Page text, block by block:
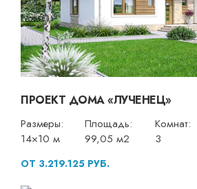
ПРОЕКТ ДОМА «ЛУЧЕНЕЦ»
Размеры:
14×10 м
Площадь:
99,05 м2
Комнат:
3
ОТ 3.219.125 РУБ.